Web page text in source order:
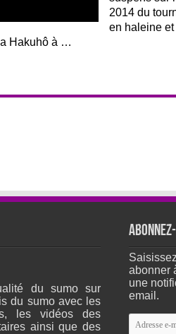
2014 du
en haleine et
Hakuhô à …
du sumo sur
du sumo avec les
les vidéos des
ainsi que des
abonner
une
email.
Adresse
e-